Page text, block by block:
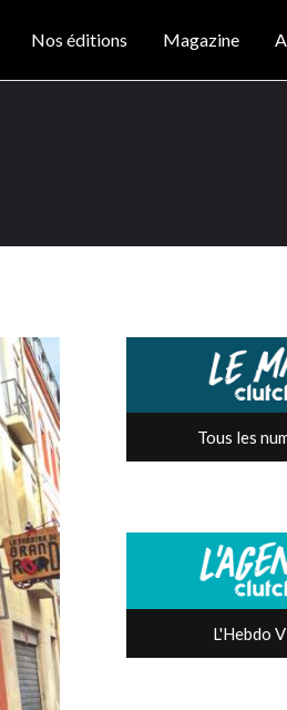
Nos éditions Magazine
Tous les
L'Hebdo